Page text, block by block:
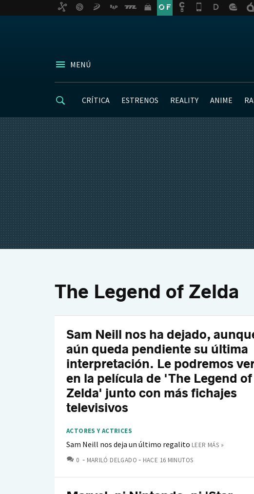
MENÚ
CRÍTICA ESTRENOS REALITY ANIME
The Legend of Zelda
Sam Neill nos ha dejado,
aún queda pendiente su última
interpretación. Le podremos
en la película de 'The Legend of
Zelda' junto con más fichajes
televisivos
ACTORES Y ACTRICES
Sam Neill nos deja un último regalito LEER MÁS »
0 COMENTARIOS
MARILÓ DELGADO HACE 16 MINUTOS